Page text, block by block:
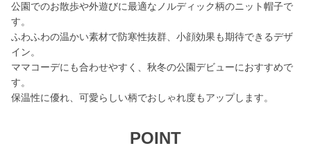
公園でのお散歩や外遊びに最適なノルディック柄のニット帽子で
す。
ふわふわの温かい素材で防寒性抜群、小顔効果も期待できるデザ
イン。
ママコーデにも合わせやすく、秋冬の公園デビューにおすすめで
す。
保温性に優れ、可愛らしい柄でおしゃれ度もアップします。
POINT